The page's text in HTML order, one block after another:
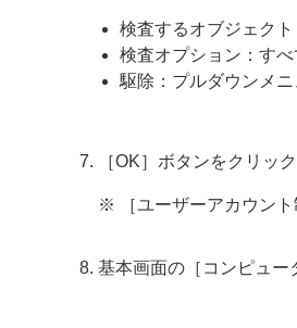
検査するオブジェク
検査オプション：す
駆除：プルダウンメ
［OK］ボタンをクリッ
※ ［ユーザーアカウン
基本画面の［コンピュー